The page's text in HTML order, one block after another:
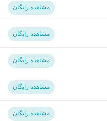
مشاهده رایگان
مشاهده رایگان
مشاهده رایگان
مشاهده رایگان
مشاهده رایگان